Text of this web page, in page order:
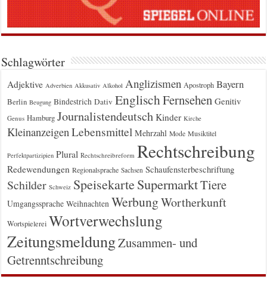
Schlagwörter
Adjektive Adverbien Akkusativ Alkohol Anglizismen Apostroph Bayern
Berlin Beugung Bindestrich Dativ EnglischFernsehen Genitiv
Genus Hamburg Journalistendeutsch Kinder Kirche
KleinanzeigenLebensmittel Mehrzahl Mode Musiktitel
Perfektpartizipien Plural Rechtschreibreform Rechtschreibung
Redewendungen Regionalsprache Sachsen Schaufensterbeschriftung
Schilder Schweiz Speisekarte SupermarktTiere
Umgangssprache Weihnachten WerbungWortherkunft
Wortspielerei Wortverwechslung
ZeitungsmeldungZusammen- und
Getrenntschreibung